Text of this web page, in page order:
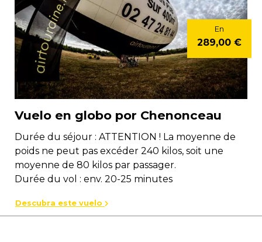
Vuelo en globo por Chenonceau
Durée du séjour : ATTENTION ! La moyenne de
poids ne peut pas excéder 240 kilos, soit une
moyenne de 80 kilos par passager.
Durée du vol : env. 20-25 minutes
En
289,00 €
Descubra este vuelo